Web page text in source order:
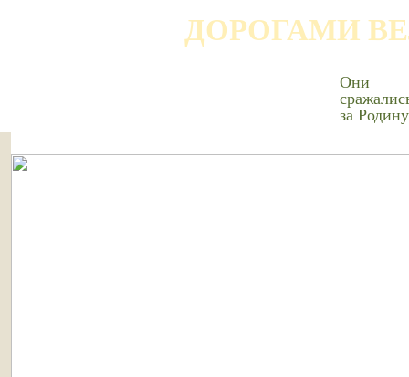
ДОРОГАМИ
Они
за Родину